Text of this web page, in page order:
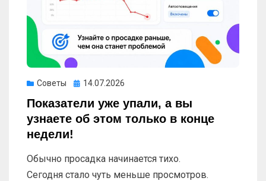
Советы Опубликовано
14.07.2026
Показатели уже упали, а вы
узнаете об этом только в конце
недели!
Обычно просадка начинается тихо.
Сегодня стало чуть меньше просмотров.